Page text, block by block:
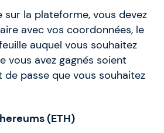
sur la plateforme, vous devez
avec vos coordonnées, le
auquel vous souhaitez
vous avez gagnés soient
de passe que vous souhaitez
(ETH)